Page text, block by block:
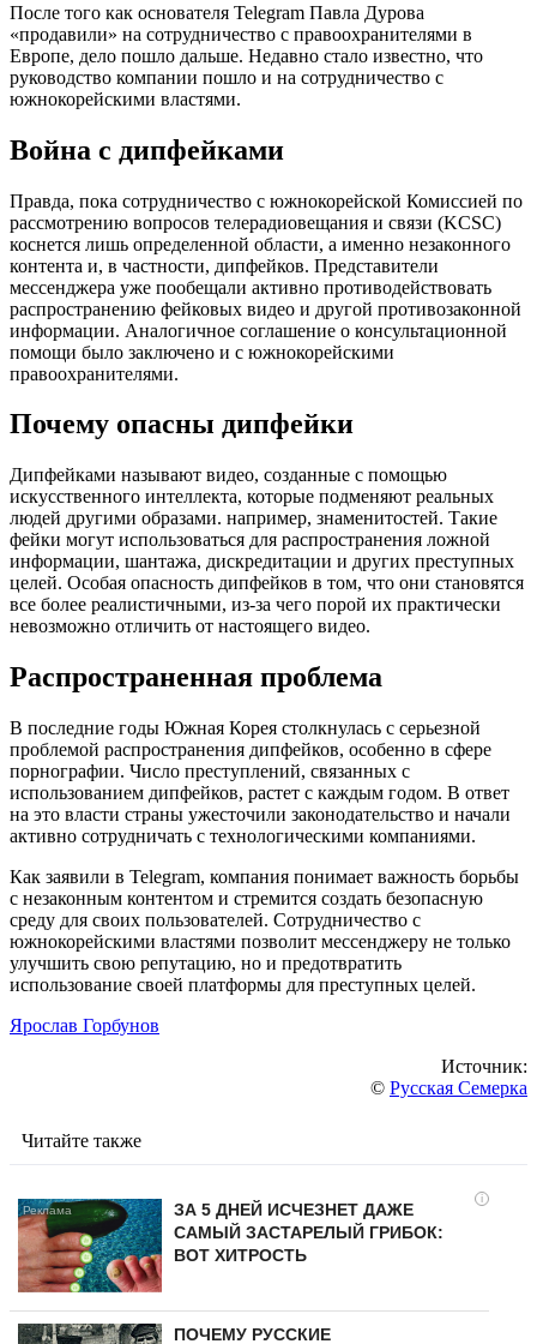
После того как основателя Telegram Павла Дурова
«продавили» на сотрудничество с правоохранителями в
Европе, дело пошло дальше. Недавно стало известно, что
руководство компании пошло и на сотрудничество с
южнокорейскими властями.
Война с дипфейками
Правда, пока сотрудничество с южнокорейской Комиссией по
рассмотрению вопросов телерадиовещания и связи (KCSС)
коснется лишь определенной области, а именно незаконного
контента и, в частности, дипфейков. Представители
мессенджера уже пообещали активно противодействовать
распространению фейковых видео и другой противозаконной
информации. Аналогичное соглашение о консультационной
помощи было заключено и с южнокорейскими
правоохранителями.
Почему опасны дипфейки
Дипфейками называют видео, созданные с помощью
искусственного интеллекта, которые подменяют реальных
людей другими образами. например, знаменитостей. Такие
фейки могут использоваться для распространения ложной
информации, шантажа, дискредитации и других преступных
целей. Особая опасность дипфейков в том, что они становятся
все более реалистичными, из-за чего порой их практически
невозможно отличить от настоящего видео.
Распространенная проблема
В последние годы Южная Корея столкнулась с серьезной
проблемой распространения дипфейков, особенно в сфере
порнографии. Число преступлений, связанных с
использованием дипфейков, растет с каждым годом. В ответ
на это власти страны ужесточили законодательство и начали
активно сотрудничать с технологическими компаниями.
Как заявили в Telegram, компания понимает важность борьбы
с незаконным контентом и стремится создать безопасную
среду для своих пользователей. Сотрудничество с
южнокорейскими властями позволит мессенджеру не только
улучшить свою репутацию, но и предотвратить
использование своей платформы для преступных целей.
Ярослав Горбунов
Источник:
© Русская Семерка
Читайте также
i
ЗА 5 ДНЕЙ ИСЧЕЗНЕТ ДАЖЕ
САМЫЙ ЗАСТАРЕЛЫЙ ГРИБОК:
ВОТ ХИТРОСТЬ
ПОЧЕМУ РУССКИЕ